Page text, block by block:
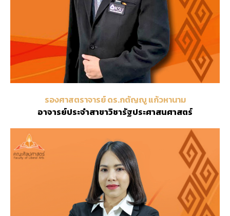
รองศาสตราจารย์ ดร.กตัญญู แก้วหานาม
อาจารย์ประจำสาขาวิชารัฐประศาสนศาสตร์